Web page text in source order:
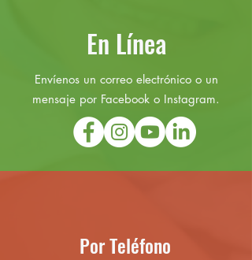
En Línea
Envíenos un correo electrónico o un
mensaje por Facebook o Instagram.
Por Teléfono